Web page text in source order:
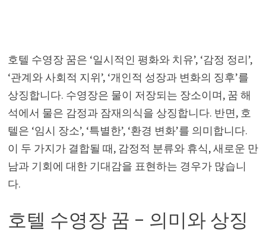
호텔 수영장 꿈은 ‘일시적인 평화와 치유’, ‘감정 정리’,
‘관계와 사회적 지위’, ‘개인적 성장과 변화의 징후’를
상징합니다. 수영장은 물이 저장되는 장소이며, 꿈 해
석에서 물은 감정과 잠재의식을 상징합니다. 반면, 호
텔은 ‘임시 장소’, ‘특별한’, ‘환경 변화’를 의미합니다.
이 두 가지가 결합될 때, 감정적 분류와 휴식, 새로운 만
남과 기회에 대한 기대감을 표현하는 경우가 많습니
다.
호텔 수영장 꿈 – 의미와 상징